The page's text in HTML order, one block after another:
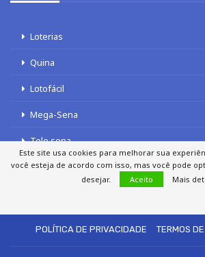
Loterias
Quina
Lotofácil
Mega-Sena
Tele sena
POLÍTICA DE PRIVACIDADE
TERMOS
Este site usa cookies para melhorar sua
você esteja de acordo com isso, mas você pode
desejar.
Aceito Mais